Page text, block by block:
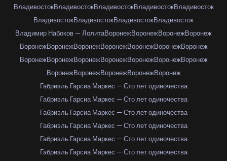
ВладивостокВладивостокВладивостокВладивостокВладивосток
ВладивостокВладивостокВладивостокВладивосток
Владимир Набоков — ЛолитаВоронежВоронежВоронежВоронеж
ВоронежВоронежВоронежВоронежВоронежВоронежВоронеж
ВоронежВоронежВоронежВоронежВоронежВоронежВоронеж
ВоронежВоронежВоронежВоронежВоронеж
Габриэль Гарсиа Маркес — Сто лет одиночества
Габриэль Гарсиа Маркес — Сто лет одиночества
Габриэль Гарсиа Маркес — Сто лет одиночества
Габриэль Гарсиа Маркес — Сто лет одиночества
Габриэль Гарсиа Маркес — Сто лет одиночества
Габриэль Гарсиа Маркес — Сто лет одиночества